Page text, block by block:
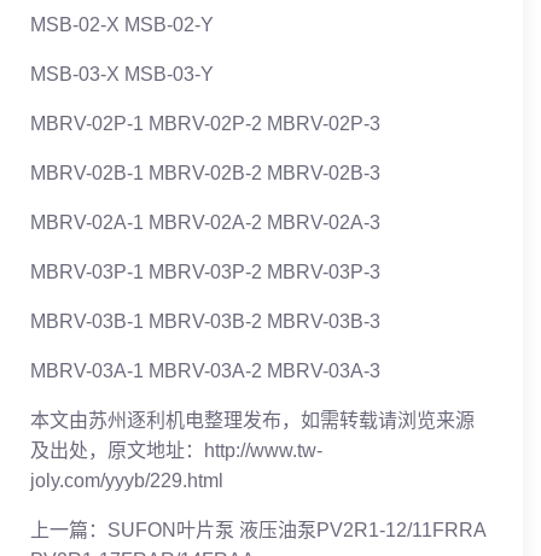
MSB-02-X MSB-02-Y
MSB-03-X MSB-03-Y
MBRV-02P-1 MBRV-02P-2 MBRV-02P-3
MBRV-02B-1 MBRV-02B-2 MBRV-02B-3
MBRV-02A-1 MBRV-02A-2 MBRV-02A-3
MBRV-03P-1 MBRV-03P-2 MBRV-03P-3
MBRV-03B-1 MBRV-03B-2 MBRV-03B-3
MBRV-03A-1 MBRV-03A-2 MBRV-03A-3
本文由苏州逐利机电整理发布，如需转载请浏览来源
及出处，原文地址：http://www.tw-
joly.com/yyyb/229.html
上一篇： SUFON叶片泵 液压油泵PV2R1-12/11FRRA